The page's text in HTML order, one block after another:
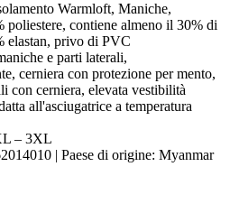
Warmloft, Maniche,
poliestere, contiene almeno il 30% di
elastan, privo di PVC
e parti laterali,
cerniera con protezione per mento,
con cerniera, elevata vestibilità
all'asciugatrice a temperatura
– 3XL
| Paese di origine: Myanmar